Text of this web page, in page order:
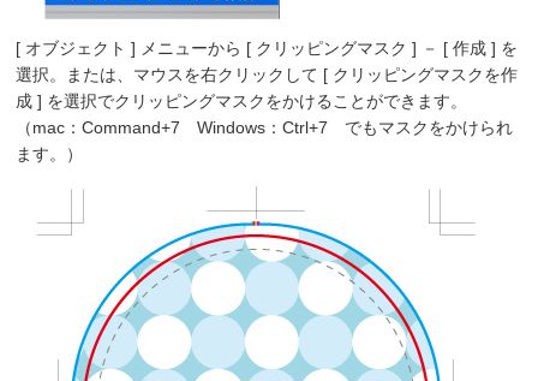
[ オブジェクト ] メニューから [ クリッピングマスク ] － [ 作成 ] を
選択。または、マウスを右クリックして [ クリッピングマスクを作
成 ] を選択でクリッピングマスクをかけることができます。
（mac：Command+7 Windows：Ctrl+7 でもマスクをかけられ
ます。）